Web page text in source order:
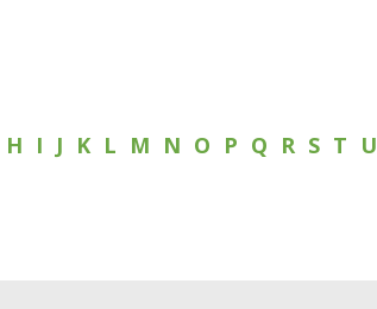
H I J K L M N O P Q R S T U